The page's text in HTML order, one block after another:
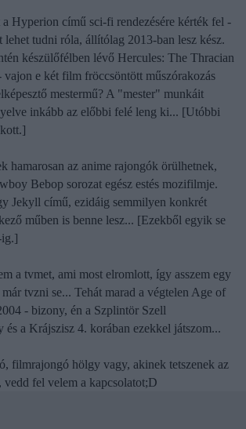
Hyperion című sci-fi rendezésére kérték fel -
lehet tudni róla, állítólag 2013-ban lesz kész.
készülőfélben lévő Hercules: The Thracian
e két film fröccsöntött műszórakozás
mestermű? A "mester" munkáit
inkább az előbbi felé leng ki... [Utóbbi
hamarosan az anime rajongók örülhetnek,
Bebop sorozat egész estés mozifilmje.
Jekyll című, ezidáig semmilyen konkrét
műben is benne lesz... [Ezekből egyik se
a tvmet, ami most elromlott, így asszem egy
tvzni se... Tehát marad a végtelen Age of
- bizony, én a Szplintör Szell
és a Krájszisz 4. korában ezekkel játszom...
filmrajongó hölgy vagy, akinek tetszenek az
vedd fel velem a kapcsolatot;D